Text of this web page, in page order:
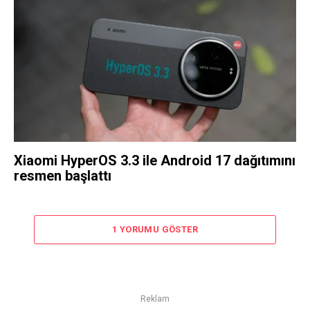
Xiaomi HyperOS 3.3 ile Android 17 dağıtımını
resmen başlattı
1 YORUMU GÖSTER
Reklam